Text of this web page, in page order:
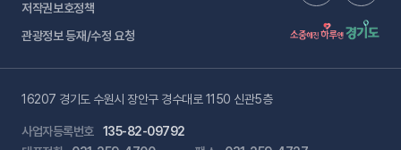
저작권보호정책
관광정보 등재/수정 요청
16207 경기도 수원시 장안구 경수대로 1150 신관5층
사업자등록번호
135-82-09792